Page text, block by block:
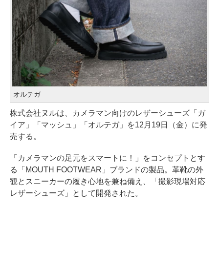
オルテガ
株式会社ヌルは、カメラマン向けのレザーシューズ「ガ
イア」「マッシュ」「オルテガ」を12月19日（金）に発
売する。
「カメラマンの足元をスマートに！」をコンセプトとす
る「MOUTH FOOTWEAR」ブランドの製品。革靴の外
観とスニーカーの履き心地を兼ね備え、「撮影現場対応
レザーシューズ」として開発された。